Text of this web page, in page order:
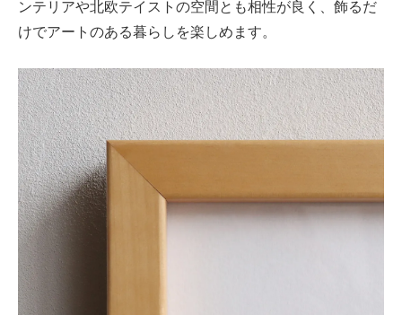
ンテリアや北欧テイストの空間とも相性が良く、飾るだ
けでアートのある暮らしを楽しめます。